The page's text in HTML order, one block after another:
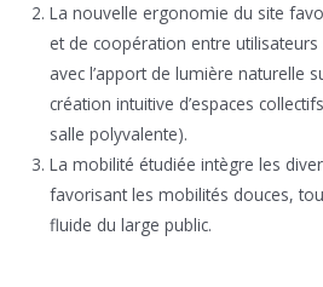
La nouvelle ergonomie du site
et de coopération entre
avec l’apport de lumière naturelle
création intuitive d’espaces
salle polyvalente).
La mobilité étudiée intègre les
favorisant les mobilités douces,
fluide du large public.